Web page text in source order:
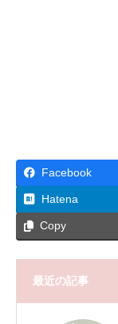
Facebook
Hatena
Copy
最近の記事